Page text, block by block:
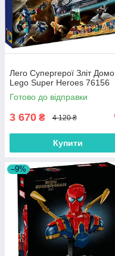
Лего Супергерої Зліт Домо
Lego Super Heroes 76156
Готово до відправки
3 670 ₴ 4 120 ₴
Купити
–9%